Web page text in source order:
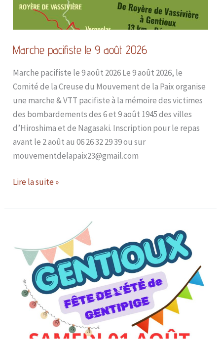
Marche pacifiste le 9 août 2026
Marche pacifiste le 9 août 2026 Le 9 août 2026, le
Comité de la Creuse du Mouvement de la Paix organise
une marche & VTT pacifiste à la mémoire des victimes
des bombardements des 6 et 9 août 1945 des villes
d’Hiroshima et de Nagasaki. Inscription pour le repas
avant le 2 août au 06 26 32 29 39 ou sur
mouvementdelapaix23@gmail.com
2026
Lire la suite »
l’été
GENTIPIGE